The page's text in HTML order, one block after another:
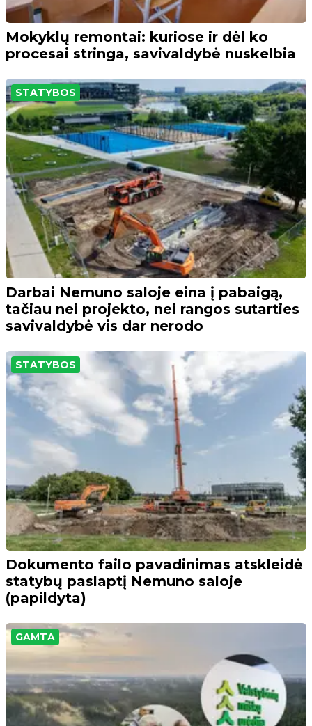
Mokyklų remontai: kuriose ir dėl ko
procesai stringa, savivaldybė nuskelbia
STATYBOS
Darbai Nemuno saloje eina į pabaigą,
tačiau nei projekto, nei rangos sutarties
savivaldybė vis dar nerodo
STATYBOS
Dokumento failo pavadinimas atskleidė
statybų paslaptį Nemuno saloje
(papildyta)
GAMTA